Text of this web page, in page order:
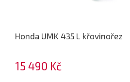
Honda UMK 435 L křovinořez
15 490 Kč